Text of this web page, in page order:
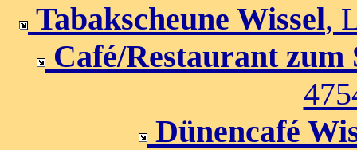
Tabakscheune Wissel,
Café/Restaurant zum
Dünencafé